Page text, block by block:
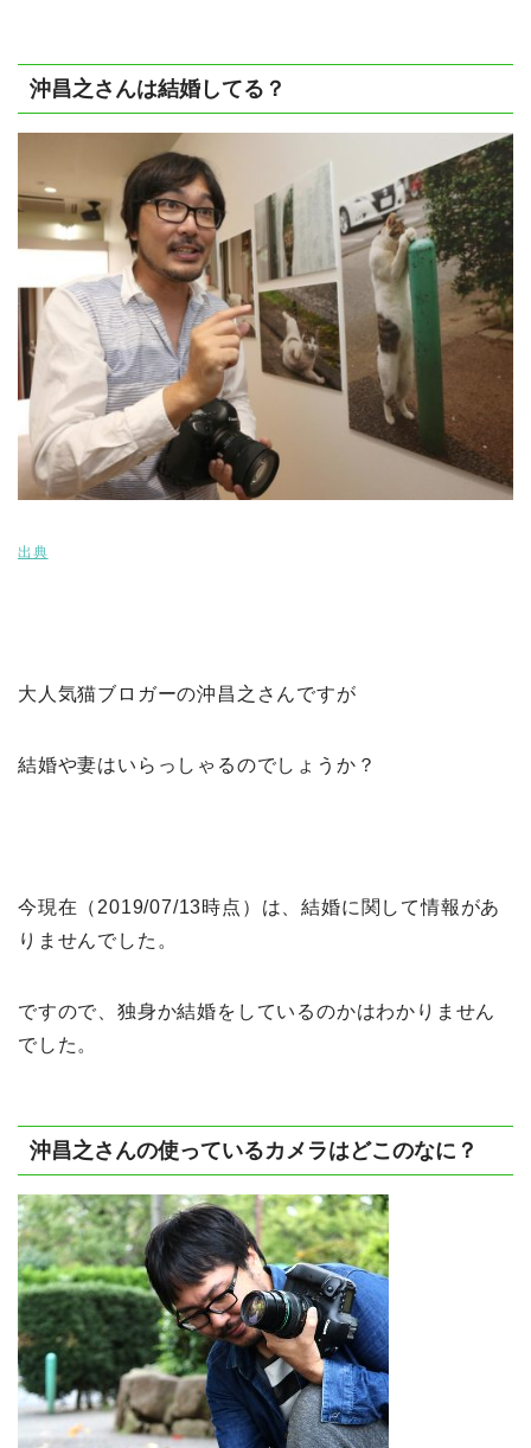
沖昌之さんは結婚してる？
出典
大人気猫ブロガーの沖昌之さんですが
結婚や妻はいらっしゃるのでしょうか？
今現在（2019/07/13時点）は、結婚に関して情報があ
りませんでした。
ですので、独身か結婚をしているのかはわかりません
でした。
沖昌之さんの使っているカメラはどこのなに？